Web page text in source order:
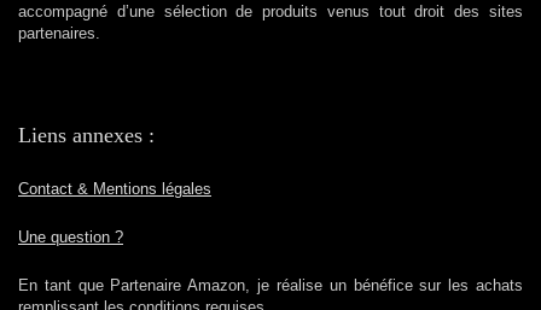
accompagné d’une sélection de produits venus tout droit des sites
partenaires.
Liens annexes :
Contact & Mentions légales
Une question ?
En tant que Partenaire Amazon, je réalise un bénéfice sur les achats